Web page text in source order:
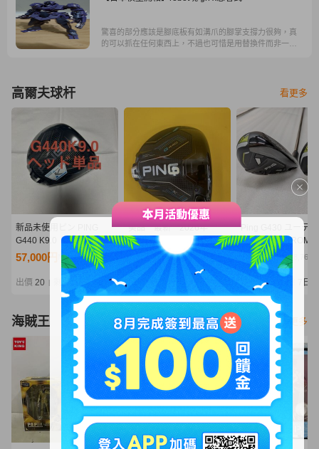
驚喜的部分應該是腳底板有如溝爪的腳掌支撐力很夠，真
的可以抓在任何東西上，不過也可惜是用替換件而非一體
高爾夫球杆 看更多
新品未使用ピン PING
G440 K9.0 ドライバーヘ
ッド 1Wヘッド単品
57,000円 NT12,334
出價 20 剩餘 3 時
美品 最新 2026年
PING G440 K ドライバー
10.5度 ヘッド単品
51,001円NT11,036
出價14 剩餘 7日
Ping G430 ユーテ
ィ TOUR CHROM
U5 2本セット
40,500円NT8,764
出價13 7日
海賊王 看更多